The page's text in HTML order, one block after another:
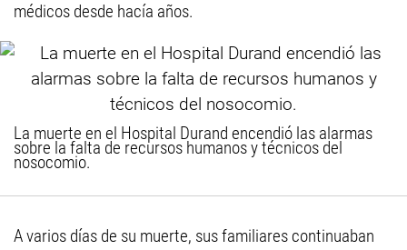
médicos desde hacía años.
La muerte en el Hospital Durand encendió las alarmas
sobre la falta de recursos humanos y técnicos del
nosocomio.
A varios días de su muerte, sus familiares continuaban